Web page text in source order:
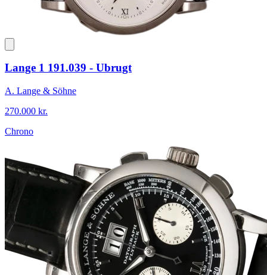
Lange 1 191.039 - Ubrugt
A. Lange & Söhne
270.000 kr.
Chrono